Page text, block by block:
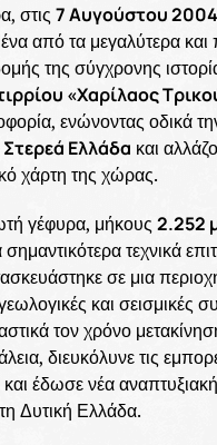
στις 7 Αυγούστου 2004
ένα από τα μεγαλύτερα και
της σύγχρονης
«Χαρίλαος
ενώνοντας οδικά
Ελλάδα και
χάρτη της χώρας.
γέφυρα, μήκους 2.252
τεχνικά
σε μια
και σεισμικές
τον χρόνο
διευκόλυνε τις
έδωσε νέα
Δυτική Ελλάδα.